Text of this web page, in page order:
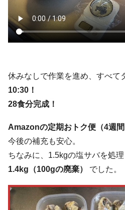
休みなしで作業を進め、すべて
10:30！
28食分完成！
Amazonの定期おトク便（4週
今後の補充も安心。
ちなみに、1.5kgの塩サバを処
1.4kg（100gの廃棄）
でした。